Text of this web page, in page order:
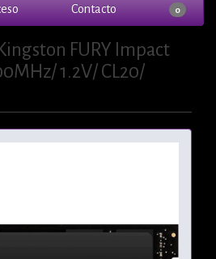
Contacto 0
FURY Impact
1.2V/ CL20/